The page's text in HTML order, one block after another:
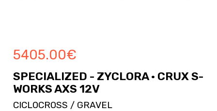
5405.00€
SPECIALIZED - ZYCLORA · CRUX S-
WORKS AXS 12V
CICLOCROSS / GRAVEL